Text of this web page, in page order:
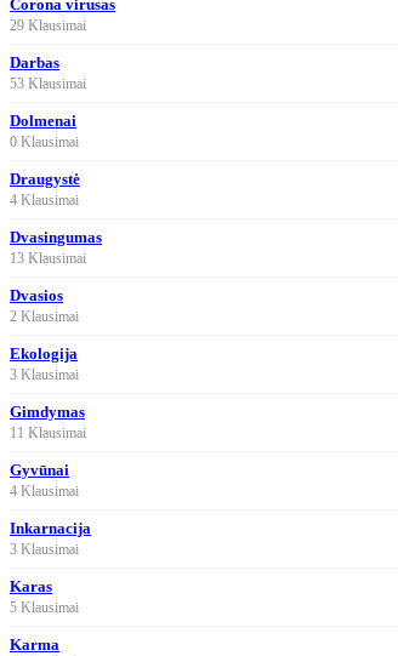
Corona virusas
29 Klausimai
Darbas
53 Klausimai
Dolmenai
0 Klausimai
Draugystė
4 Klausimai
Dvasingumas
13 Klausimai
Dvasios
2 Klausimai
Ekologija
3 Klausimai
Gimdymas
11 Klausimai
Gyvūnai
4 Klausimai
Inkarnacija
3 Klausimai
Karas
5 Klausimai
Karma